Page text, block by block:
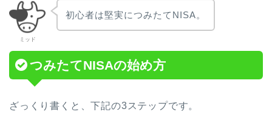
ミッド
初心者は堅実につみたてNISA。
つみたてNISAの始め方
ざっくり書くと、下記の3ステップです。